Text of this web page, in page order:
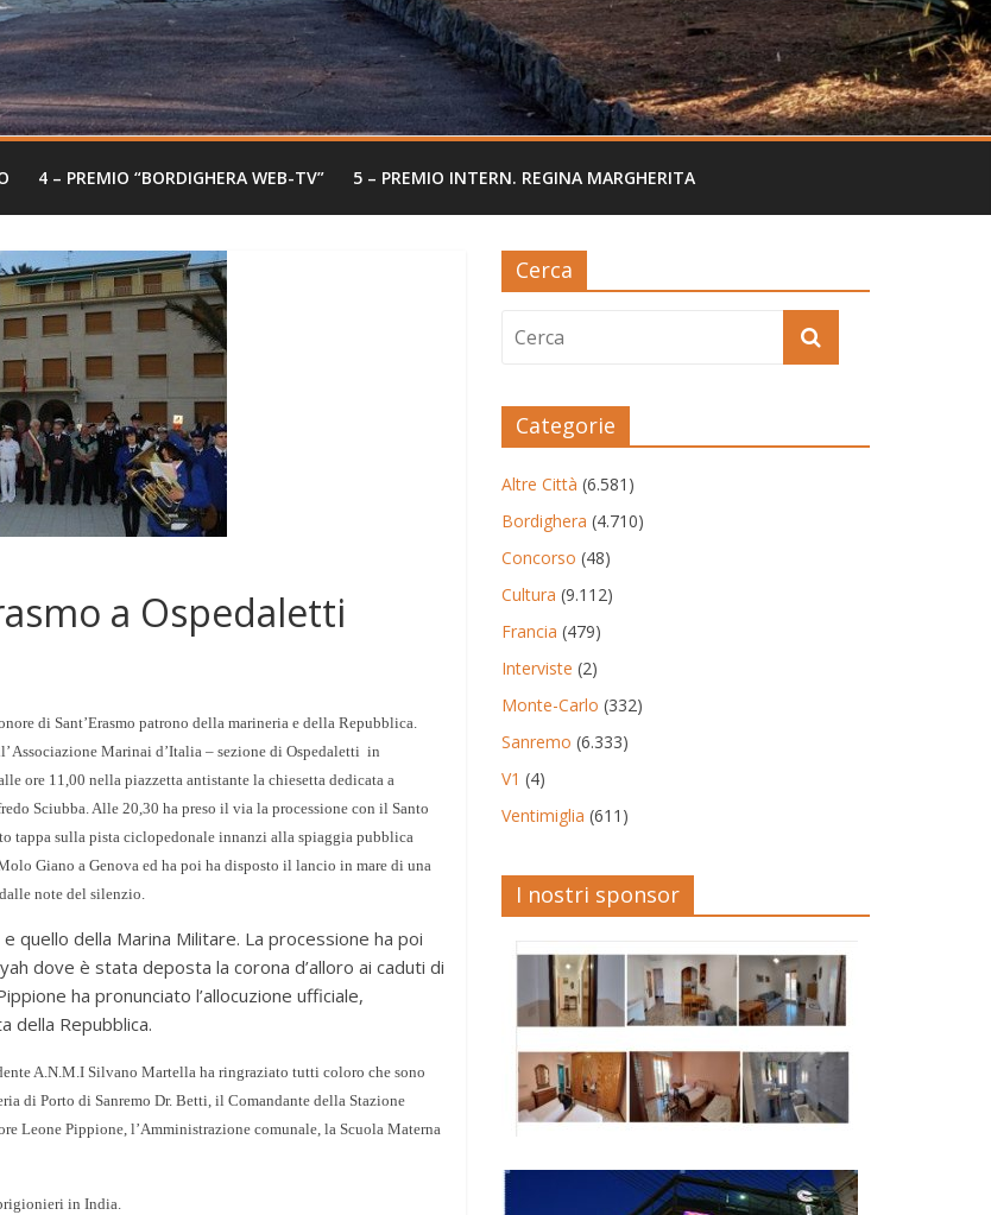
4 – PREMIO “BORDIGHERA WEB-TV” 5 – PREMIO INTERN. REGINA MARGHERITA
a Ospedaletti
di Sant’Erasmo patrono della marineria e della Repubblica.
Associazione Marinai d’Italia – sezione di Ospedaletti in
ore 11,00 nella piazzetta antistante la chiesetta dedicata a
Sciubba. Alle 20,30 ha preso il via la processione con il Santo
tappa sulla pista ciclopedonale innanzi alla spiaggia pubblica
Giano a Genova ed ha poi ha disposto il lancio in mare di una
note del silenzio.
e quello della Marina Militare. La processione ha poi
dove è stata deposta la corona d’alloro ai caduti di
ha pronunciato l’allocuzione ufficiale,
della Repubblica.
A.N.M.I Silvano Martella ha ringraziato tutti coloro che sono
di Porto di Sanremo Dr. Betti, il Comandante della Stazione
Leone Pippione, l’Amministrazione comunale, la Scuola Materna
in India.
Cerca
Categorie
Altre Città (6.581)
Bordighera (4.710)
Concorso (48)
Cultura (9.112)
Francia (479)
Interviste (2)
Monte-Carlo (332)
Sanremo (6.333)
V1 (4)
Ventimiglia (611)
I nostri sponsor